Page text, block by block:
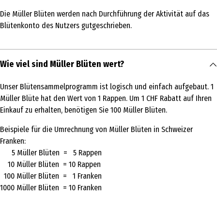
Die Müller Blüten werden nach Durchführung der Aktivität auf das
Blütenkonto des Nutzers gutgeschrieben.
Wie viel sind Müller Blüten wert?
Unser Blütensammelprogramm ist logisch und einfach aufgebaut. 1
Müller Blüte hat den Wert von 1 Rappen. Um 1 CHF Rabatt auf Ihren
Einkauf zu erhalten, benötigen Sie 100 Müller Blüten.
Beispiele für die Umrechnung von Müller Blüten in Schweizer
Franken:
5 Müller Blüten = 5 Rappen
10 Müller Blüten = 10 Rappen
100 Müller Blüten = 1 Franken
1000 Müller Blüten = 10 Franken